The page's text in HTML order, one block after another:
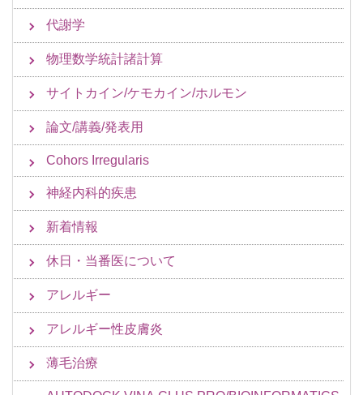
代謝学
物理数学統計諸計算
サイトカイン/ケモカイン/ホルモン
論文/講義/発表用
Cohors Irregularis
神経内科的疾患
新着情報
休日・当番医について
アレルギー
アレルギー性皮膚炎
薄毛治療